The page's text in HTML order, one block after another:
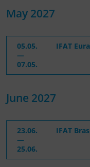
May 2027
05.05.
—
07.05.
IFAT
June 2027
23.06.
—
25.06.
IFAT